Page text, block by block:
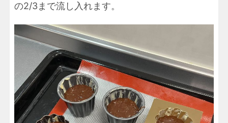
の2/3まで流し入れます。